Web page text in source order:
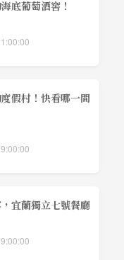
底葡萄酒窖！
假村！快看哪一間
宜蘭獨立七號餐廳